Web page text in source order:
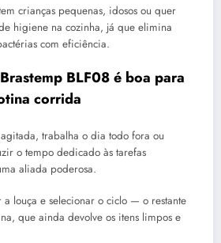
crianças pequenas, idosos ou quer
higiene na cozinha, já que elimina
com eficiência.
BLF08 é boa para
corrida
trabalha o dia todo fora ou
o tempo dedicado às tarefas
aliada poderosa.
louça e selecionar o ciclo — o restante
que ainda devolve os itens limpos e